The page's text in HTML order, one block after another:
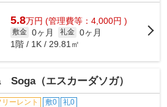
ております...
5.8万円 (管理費等：4,000円 )
敷金 0ヶ月 礼金 0ヶ月
1階 / 1K / 29.81㎡
Soga（エスカーダソガ）
リーレント 敷0 礼0